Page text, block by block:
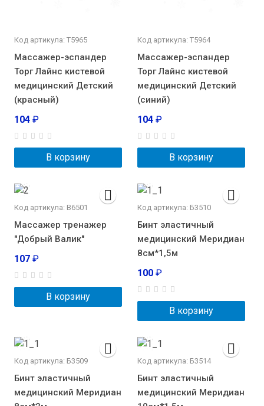
Код артикула: Т5965
Массажер-эспандер
Торг Лайнс кистевой
медицинский Детский
(красный)
104 ₽
В корзину
Код артикула: Т5964
Массажер-эспандер
Торг Лайнс кистевой
медицинский Детский
(синий)
104 ₽
В корзину
Код артикула: В6501
Массажер тренажер
"Добрый Валик"
107 ₽
В корзину
Код артикула: Б3510
Бинт эластичный
медицинский Меридиан
8см*1,5м
100 ₽
В корзину
Код артикула: Б3509
Бинт эластичный
медицинский Меридиан
Код артикула: Б3514
Бинт эластичный
медицинский Меридиан